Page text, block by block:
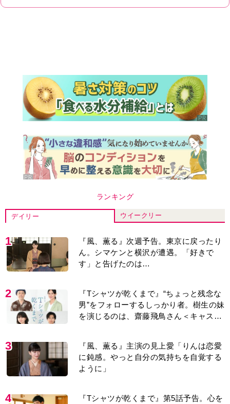
ランキング
デイリー ウイークリー
1
『風、薫る』次週予告。東京に戻ったり
ん。シマケンと横沢が遭遇。「好きで
す」と告げたのは…
2
『Tシャツが乾くまで』“ちょっと残念な
男”をフォローするしっかり者。樹生の妹
を演じるのは、齋藤飛鳥さん＜キャスト
3
『風、薫る』主演の見上愛「りんは恋愛
に鈍感。やっと自分の気持ちを自覚する
ように」
4
『Tシャツが乾くまで』第5話予告。心を